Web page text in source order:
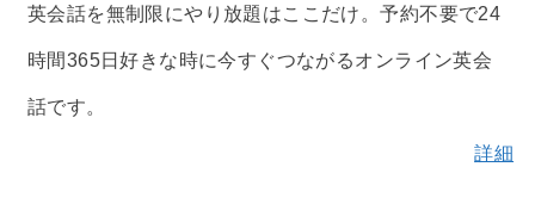
英会話を無制限にやり放題はここだけ。予約不要で24
時間365日好きな時に今すぐつながるオンライン英会
話です。
詳細